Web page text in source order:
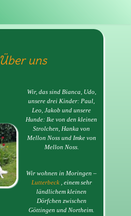
Über uns
Wir, das sind Bianca, Udo,
unsere drei Kinder: Paul,
Leo, Jakob und unsere
Hunde: Ike von den kleinen
Strolchen, Hanka von
Mellon Noss und Imke von
Mellon Noss.
Wir wohnen in Moringen –
Lutterbeck, einem sehr
ländlichem kleinen
Dörfchen zwischen
Göttingen und Northeim.